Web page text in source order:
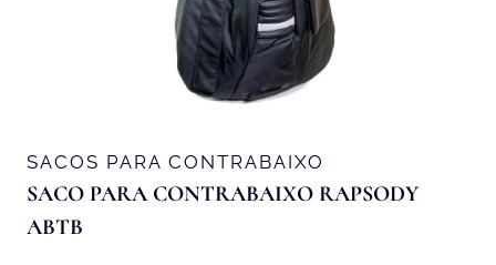
SACOS PARA CONTRABAIXO
SACO PARA CONTRABAIXO RAPSODY
ABTB